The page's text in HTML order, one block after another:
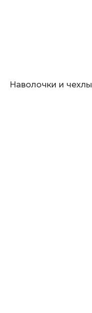
Наволочки и чехлы